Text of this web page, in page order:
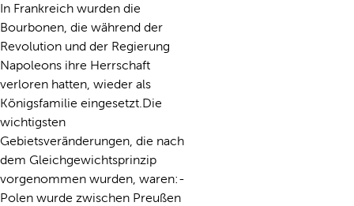
In Frankreich wurden die
Bourbonen, die während der
Revolution und der Regierung
Napoleons ihre Herrschaft
verloren hatten, wieder als
Königsfamilie eingesetzt.Die
wichtigsten
Gebietsveränderungen, die nach
dem Gleichgewichtsprinzip
vorgenommen wurden, waren:-
Polen wurde zwischen Preußen